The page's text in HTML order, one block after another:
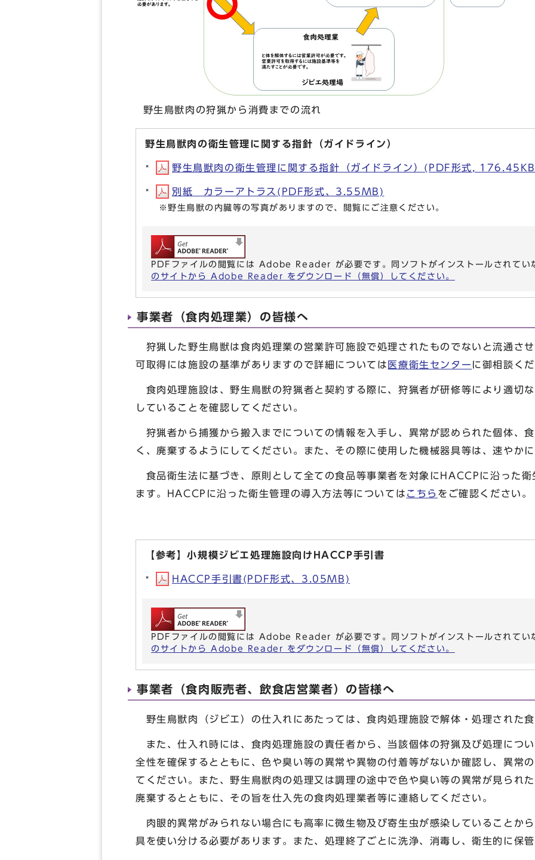
野生鳥獣肉の狩猟から消費までの流れ
野生鳥獣肉の衛生管理に関する指針（ガイドライン）
野生鳥獣肉の衛生管理に関する指針（ガイドライン）(PDF形式,
別紙 カラーアトラス(PDF形式、3.55MB)
※野生鳥獣の内臓等の写真がありますので、閲覧にご注意ください。
PDFファイルの閲覧には Adobe Reader が必要です。同ソフトがインストールされてい
のサイトから Adobe Reader をダウンロード（無償）してください。
事業者（食肉処理業）の皆様へ
狩猟した野生鳥獣は食肉処理業の営業許可施設で処理されたものでないと流通さ
可取得には施設の基準がありますので詳細については 医療衛生センター に御相談く
食肉処理施設は、野生鳥獣の狩猟者と契約する際に、狩猟者が研修等により適切
していることを確認してください。
狩猟者から捕獲から搬入までについての情報を入手し、異常が認められた個体、
く、廃棄するようにしてください。また、その際に使用した機械器具等は、速やか
食品衛生法に基づき、原則として全ての食品等事業者を対象にHACCPに沿った衛
ます。HACCPに沿った衛生管理の導入方法等については こちら をご確認ください。
【参考】小規模ジビエ処理施設向けHACCP手引書
HACCP手引書(PDF形式、3.05MB)
PDFファイルの閲覧には Adobe Reader が必要です。同ソフトがインストールされてい
のサイトから Adobe Reader をダウンロード（無償）してください。
事業者（食肉販売者、飲食店営業者）の皆様へ
野生鳥獣肉（ジビエ）の仕入れにあたっては、食肉処理施設で解体・処理された
また、仕入れ時には、食肉処理施設の責任者から、当該個体の狩猟及び処理につ
全性を確保するとともに、色や臭い等の異常や異物の付着等がないか確認し、異常
てください。また、野生鳥獣肉の処理又は調理の途中で色や臭い等の異常が見られ
廃棄するとともに、その旨を仕入先の食肉処理業者等に連絡してください。
肉眼的異常がみられない場合にも高率に微生物及び寄生虫が感染していることか
具を使い分ける必要があります。また、処理終了ごとに洗浄、消毒し、衛生的に保